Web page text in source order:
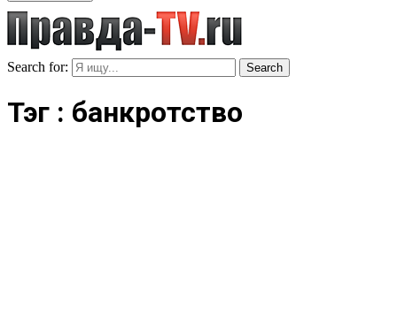
Search for: Search
Тэг : банкротство